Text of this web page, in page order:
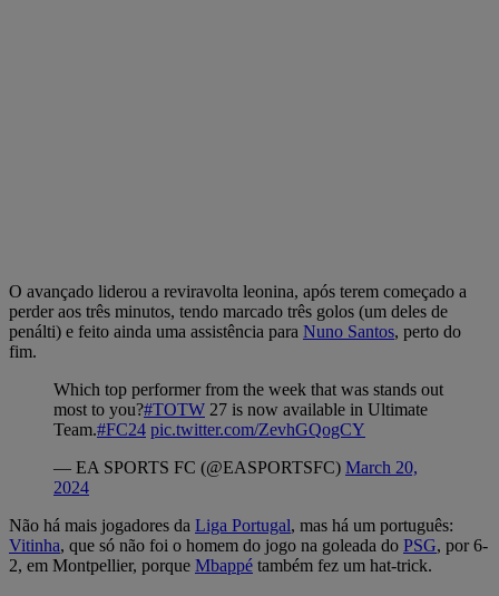
O avançado liderou a reviravolta leonina, após terem começado a
perder aos três minutos, tendo marcado três golos (um deles de
penálti) e feito ainda uma assistência para Nuno Santos, perto do
fim.
Which top performer from the week that was stands out
most to you?#TOTW 27 is now available in Ultimate
Team.#FC24 pic.twitter.com/ZevhGQogCY
— EA SPORTS FC (@EASPORTSFC) March 20,
2024
Não há mais jogadores da Liga Portugal, mas há um português:
Vitinha, que só não foi o homem do jogo na goleada do PSG, por 6-
2, em Montpellier, porque Mbappé também fez um hat-trick.